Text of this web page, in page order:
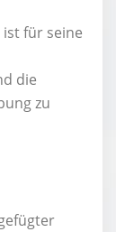
für seine
die
zu